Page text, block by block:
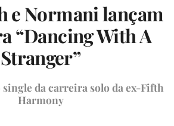
e Normani lançam
“Dancing With A
Stranger”
single da carreira solo da ex-Fifth
Harmony